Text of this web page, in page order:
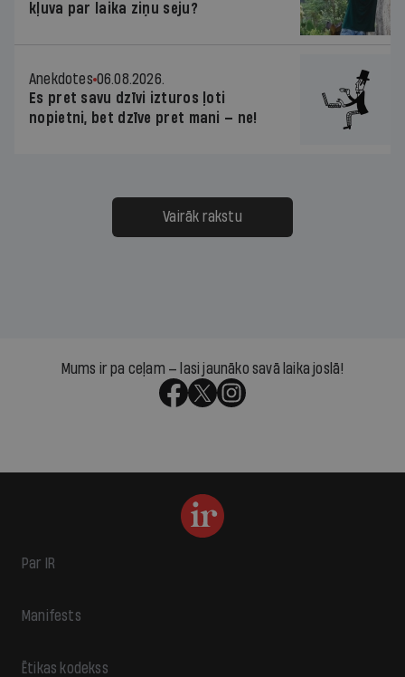
kļuva par laika ziņu seju?
Anekdotes 06.08.2026.
Es pret savu dzīvi izturos ļoti
nopietni, bet dzīve pret mani — ne!
Vairāk rakstu
Mums ir pa ceļam — lasi jaunāko savā laika joslā!
Par IR
Manifests
Ētikas kodekss